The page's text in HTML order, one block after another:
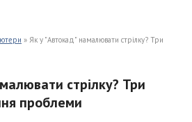
» Як у "Автокад" намалювати стрілку? Три
стрілку? Три
проблеми